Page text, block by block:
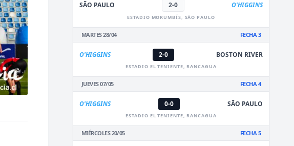
SÃO PAULO 2-0 O'HIGGINS
ESTADIO MORUMBÍS, SÃO PAULO
MARTES 28/04 FECHA 3
O'HIGGINS 2-0 BOSTON RIVER
ESTADIO EL TENIENTE, RANCAGUA
JUEVES 07/05 FECHA 4
O'HIGGINS 0-0 SÃO PAULO
ESTADIO EL TENIENTE, RANCAGUA
MIÉRCOLES 20/05 FECHA 5